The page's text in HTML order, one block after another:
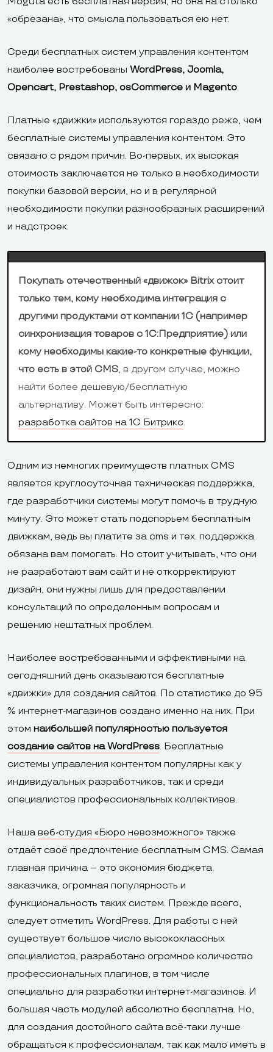
«обрезана», что смысла пользоваться ею нет.
Среди бесплатных систем управления контентом
наиболее востребованы WordPress, Joomla,
Opencart, Prestashop, osCommerce и Magento.
Платные «движки» используются гораздо реже, чем
бесплатные системы управления контентом. Это
связано с рядом причин. Во-первых, их высокая
стоимость заключается не только в необходимости
покупки базовой версии, но и в регулярной
необходимости покупки разнообразных расширений
и надстроек.
Покупать отечественный «движок» Bitrix стоит
только тем, кому необходима интеграция с
другими продуктами от компании 1С (например
синхронизация товаров с 1С:Предприятие) или
кому необходимы какие-то конкретные функции,
что есть в этой CMS, в другом случае, можно
найти более дешевую/бесплатную
альтернативу. Может быть интересно:
разработка сайтов на 1С Битрикс.
Одним из немногих преимуществ платных CMS
является круглосуточная техническая поддержка,
где разработчики системы могут помочь в трудную
минуту. Это может стать подспорьем бесплатным
движкам, ведь вы платите за cms и тех. поддержка
обязана вам помогать. Но стоит учитывать, что они
не разработают вам сайт и не откорректируют
дизайн, они нужны лишь для предоставлении
консультаций по определенным вопросам и
решению нештатных проблем.
Наиболее востребованными и эффективными на
сегодняшний день оказываются бесплатные
«движки» для создания сайтов. По статистике до 95
% интернет-магазинов создано именно на них. При
этом наибольшей популярностью пользуется
создание сайтов на WordPress. Бесплатные
системы управления контентом популярны как у
индивидуальных разработчиков, так и среди
специалистов профессиональных коллективов.
Нашавеб-студия «Бюро невозможного» также
отдаёт своё предпочтение бесплатным CMS. Самая
главная причина – это экономия бюджета
заказчика, огромная популярность и
функциональность таких систем. Прежде всего,
следует отметить WordPress. Для работы с ней
существует большое число высококлассных
специалистов, разработано огромное количество
профессиональных плагинов, в том числе
специально для разработки интернет-магазинов. И
большая часть модулей абсолютно бесплатна. Но,
для создания достойного сайта всё-таки лучше
обращаться к профессионалам, так как мало иметь в